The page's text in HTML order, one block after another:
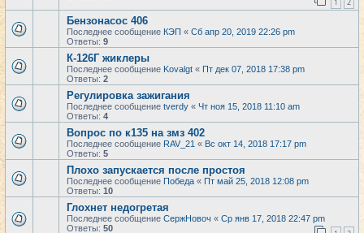
Бензонасос 406
Последнее сообщение КЭП « Сб апр 20, 2019 22:26 pm
Ответы: 9
К-126Г жиклеры
Последнее сообщение Kovalgt « Пт дек 07, 2018 17:38 pm
Ответы: 2
Регулировка зажигания
Последнее сообщение tverdy « Чт ноя 15, 2018 11:10 am
Ответы: 4
Вопрос по к135 на змз 402
Последнее сообщение RAV_21 « Вс окт 14, 2018 17:17 pm
Ответы: 5
Плохо запускается после простоя
Последнее сообщение Победа « Пт май 25, 2018 12:08 pm
Ответы: 10
Глохнет недогретая
Последнее сообщение СержНовоч « Ср янв 17, 2018 22:47 pm
Ответы: 50